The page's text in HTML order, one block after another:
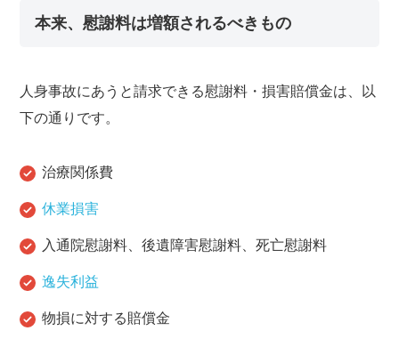
本来、慰謝料は増額されるべきもの
人身事故にあうと請求できる慰謝料・損害賠償金は、以
下の通りです。
治療関係費
休業損害
入通院慰謝料、後遺障害慰謝料、死亡慰謝料
逸失利益
物損に対する賠償金